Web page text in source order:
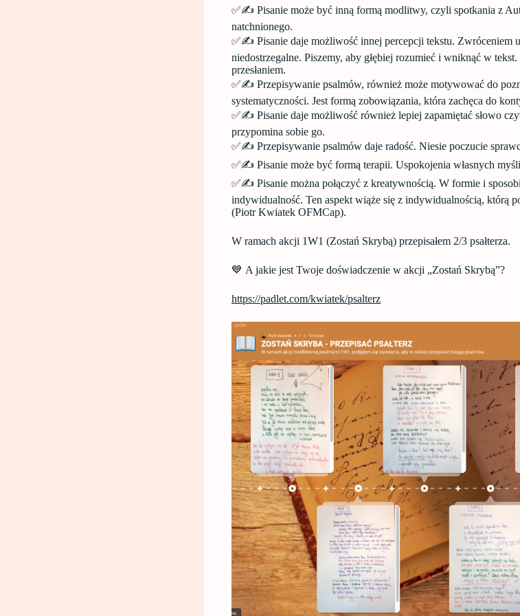
✅✍️ Pisanie może być inną formą modlitwy, czyli spotkania z
natchnionego.
✅✍️ Pisanie daje możliwość innej percepcji tekstu. Zwróceniem
niedostrzegalne. Piszemy, aby głębiej rozumieć i wniknąć w
przesłaniem.
✅✍️ Przepisywanie psalmów, również może motywować do
systematyczności. Jest formą zobowiązania, która zachęca do
✅✍️ Pisanie daje możliwość również lepiej zapamiętać słowo
przypomina sobie go.
✅✍️ Przepisywanie psalmów daje radość. Niesie poczucie
✅✍️ Pisanie może być formą terapii. Uspokojenia własnych
✅✍️ Pisanie można połączyć z kreatywnością. W formie i
indywidualność. Ten aspekt wiąże się z indywidualnością, którą
(Piotr Kwiatek OFMCap).
W ramach akcji 1W1 (Zostań Skrybą) przepisałem 2/3 psałterza.
💙 A jakie jest Twoje doświadczenie w akcji „Zostań Skrybą”?
https://padlet.com/kwiatek/psalterz